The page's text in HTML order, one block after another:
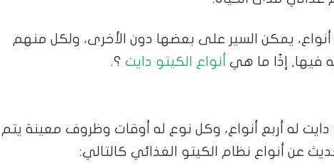
أنواع، يمكن السير على بعضها دون الأخرى، ولكل منهم
فيها, إذًا ما هي أنواع الكيتو دايت ؟.
دايت له أربع أنواع، وكل نوع له أوقات وظروف معينة يتم
عن أنواع نظام الكيتو الغذائي كالتالي: